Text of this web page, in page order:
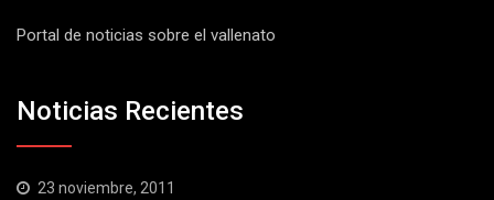
Portal de noticias sobre el vallenato
Noticias Recientes
23 noviembre, 2011